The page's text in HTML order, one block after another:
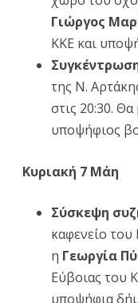
Γιώργος
ΚΚΕ και
της Ν.
στις 20:30. Θα
υποψήφιος
Κυριακή 7 Μάη
Σύσκεψη
καφενείο του
η Γεωργία
Εύβοιας του
υποψήφια